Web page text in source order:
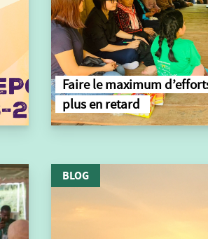
Faire le maximum
plus en retard
BLOG